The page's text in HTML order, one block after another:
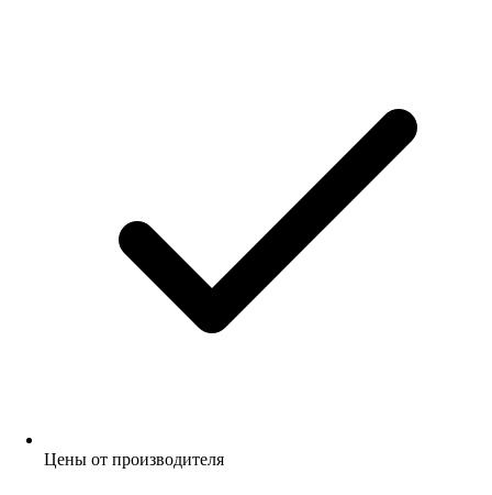
Цены от производителя